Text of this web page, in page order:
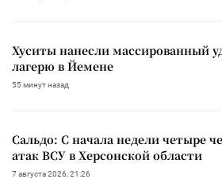
Хуситы нанесли массированный
лагерю в Йемене
55 минут назад
Сальдо: С начала недели четыре
атак ВСУ в Херсонской области
7 августа 2026, 21:26